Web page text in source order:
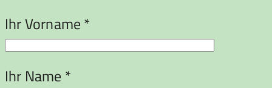
Ihr Vorname *
Ihr Name *